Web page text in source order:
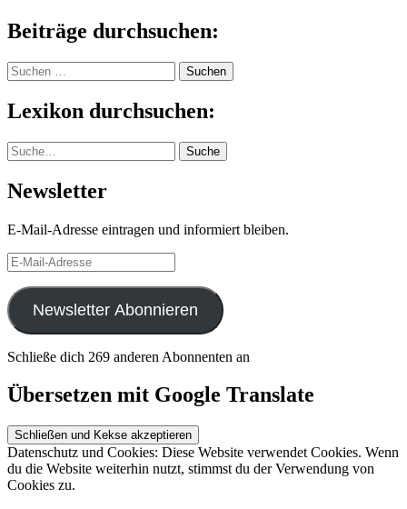
Beiträge durchsuchen:
Suchen
nach:
Lexikon durchsuchen:
Suche Suche
Newsletter
E-Mail-Adresse eintragen und informiert bleiben.
E-
Mail-
Adresse
Newsletter Abonnieren
Schließe dich 269 anderen Abonnenten an
Übersetzen mit Google Translate
Datenschutz und Cookies: Diese Website verwendet Cookies. Wenn
du die Website weiterhin nutzt, stimmst du der Verwendung von
Cookies zu.